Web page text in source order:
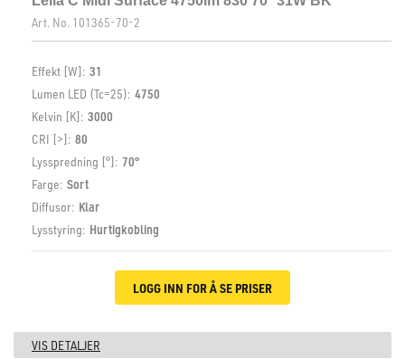
Art. No. 101365-70-2
Effekt [W]: 31
Lumen LED (Tc=25): 4750
Kelvin [K]: 3000
CRI [>]: 80
Lysspredning [°]: 70°
Farge: Sort
Diffusor: Klar
Lysstyring: Hurtigkobling
LOGG INN FOR Å SE PRISER
VIS DETALJER